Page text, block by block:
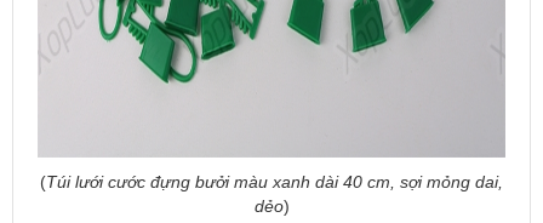
(Túi lưới cước đựng bưởi màu xanh dài 40 cm, sợi mỏng dai,
dẻo)